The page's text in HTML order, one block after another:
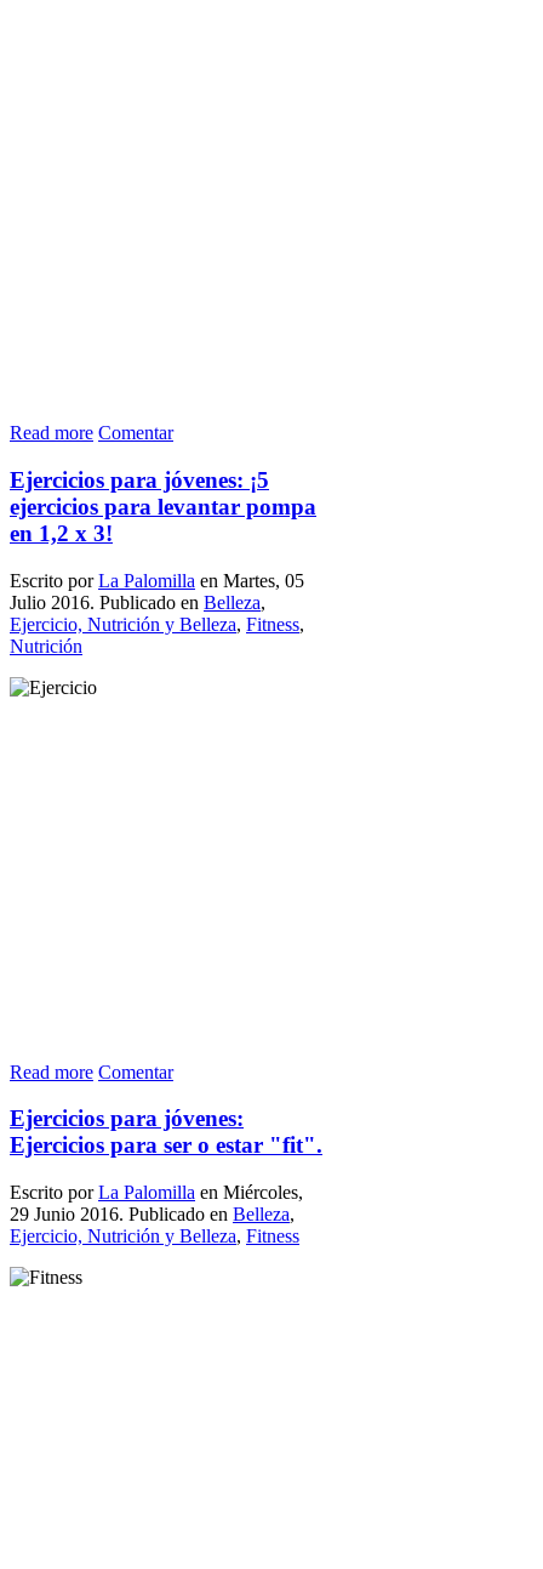
Read more Comentar
Ejercicios para jóvenes: ¡5
ejercicios para levantar pompa
en 1,2 x 3!
Escrito porLa Palomilla en Martes, 05
Julio 2016. Publicado en Belleza,
Ejercicio, Nutrición y Belleza, Fitness,
Nutrición
Read more Comentar
Ejercicios para jóvenes:
Ejercicios para ser o estar "fit".
Escrito porLa Palomilla en Miércoles,
29 Junio 2016. Publicado en Belleza,
Ejercicio, Nutrición y Belleza, Fitness